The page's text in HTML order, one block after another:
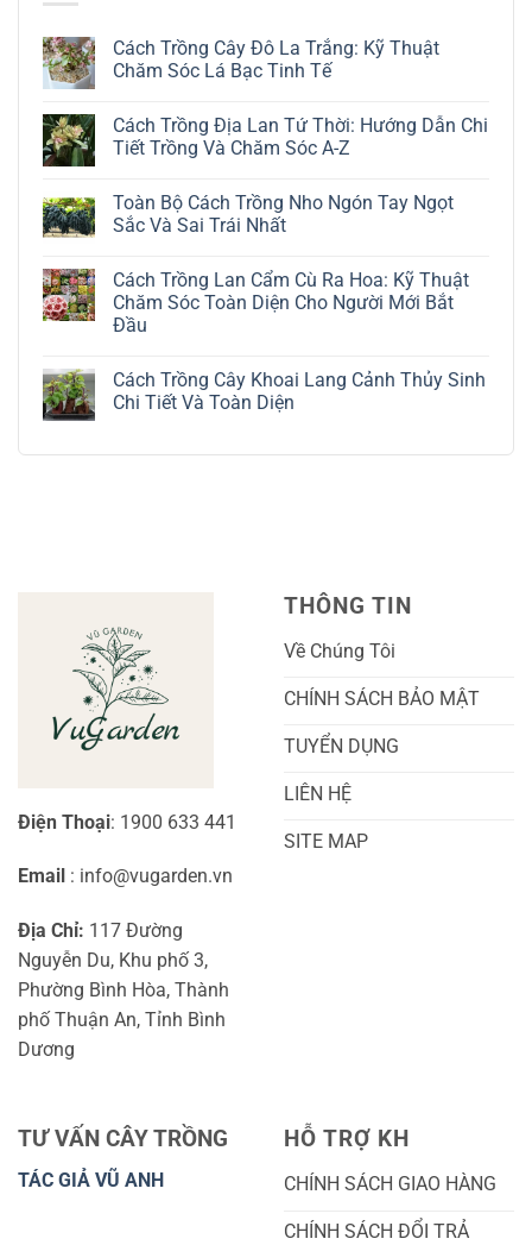
Cách Trồng Cây Đô La Trắng: Kỹ Thuật
Chăm Sóc Lá Bạc Tinh Tế
bình
luận
Cây
Đô
La
Thuật
Chăm
Sóc
Lá
Tế
Cách Trồng Địa Lan Tứ Thời: Hướng Dẫn Chi
Tiết Trồng Và Chăm Sóc A-Z
bình
luận
ở
Địa
Lan
Tứ
Thời:
Chi
Tiết
Trồng
Toàn Bộ Cách Trồng Nho Ngón Tay Ngọt
Sắc Và Sai Trái Nhất
bình
luận
ở
Toàn
Trồng
Nho
Ngón
Cách Trồng Lan Cẩm Cù Ra Hoa: Kỹ Thuật
Chăm Sóc Toàn Diện Cho Người Mới Bắt
Đầu
bình
luận
ở
Lan
Cho
Người
Mới
Bắt
Đầu
Cách Trồng Cây Khoai Lang Cảnh Thủy Sinh
Chi Tiết Và Toàn Diện
bình
Chi
Tiết
Và
Toàn
Diện
Điện Thoại: 1900 633 441
Email : info@vugarden.vn
Địa Chỉ: 117 Đường
Nguyễn Du, Khu phố 3,
Phường Bình Hòa, Thành
phố Thuận An, Tỉnh Bình
Dương
THÔNG TIN
Về Chúng Tôi
CHÍNH SÁCH BẢO MẬT
TUYỂN DỤNG
LIÊN HỆ
SITE MAP
TƯ VẤN CÂY TRỒNG
TÁC GIẢ VŨ ANH
HỖ TRỢ KH
CHÍNH SÁCH GIAO HÀNG
CHÍNH SÁCH ĐỔI TRẢ